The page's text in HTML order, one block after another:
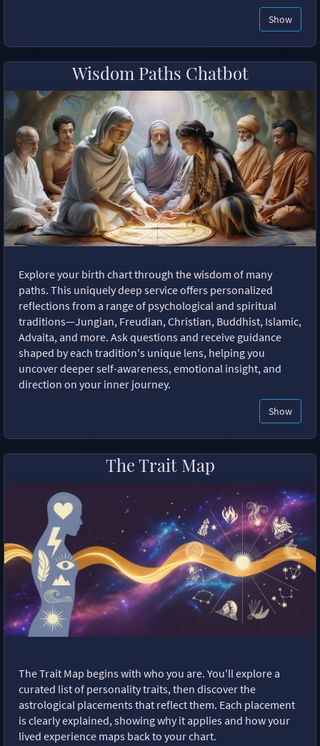
Show
Wisdom Paths Chatbot
Explore your birth chart through the wisdom of many
paths. This uniquely deep service offers personalized
reflections from a range of psychological and spiritual
traditions—Jungian, Freudian, Christian, Buddhist, Islamic,
Advaita, and more. Ask questions and receive guidance
shaped by each tradition's unique lens, helping you
uncover deeper self-awareness, emotional insight, and
direction on your inner journey.
Show
The Trait Map
The Trait Map begins with who you are. You'll explore a
curated list of personality traits, then discover the
astrological placements that reflect them. Each placement
is clearly explained, showing why it applies and how your
lived experience maps back to your chart.